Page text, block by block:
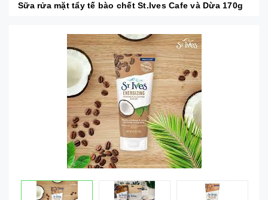
Sữa rửa mặt tẩy tế bào chết St.Ives Cafe và Dừa 170g